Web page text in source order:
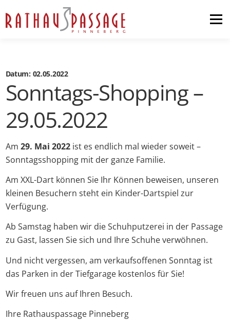
Menü
News & Events
Kontakt
Datum: 02.05.2022
Sonntags-Shopping –
29.05.2022
Am 29. Mai 2022ist es endlich mal wieder soweit –
Sonntagsshopping mit der ganze Familie.
Am XXL-Dart können Sie Ihr Können beweisen, unseren
kleinen Besuchern steht ein Kinder-Dartspiel zur
Verfügung.
Ab Samstag haben wir die Schuhputzerei in der Passage
zu Gast, lassen Sie sich und Ihre Schuhe verwöhnen.
Und nicht vergessen, am verkaufsoffenen Sonntag ist
das Parken in der Tiefgarage kostenlos für Sie!
Wir freuen uns auf Ihren Besuch.
Ihre Rathauspassage Pinneberg